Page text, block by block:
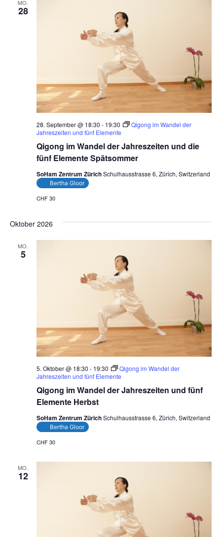
MO.
28
Qigong im Wandel der Jahreszeiten und die
fünf Elemente Spätsommer
28. September @ 18:30 - 19:30
Qigong im Wandel der
Jahreszeiten und fünf Elemente
SoHam Zentrum ZürichSchulhausstrasse 6, Zürich, Switzerland
Bertha Gloor
CHF 30
Oktober 2026
MO.
5
Qigong im Wandel der Jahreszeiten und fünf
Elemente Herbst
5. Oktober @ 18:30 - 19:30
Qigong im Wandel der
Jahreszeiten und fünf Elemente
SoHam Zentrum ZürichSchulhausstrasse 6, Zürich, Switzerland
Bertha Gloor
CHF 30
MO.
12